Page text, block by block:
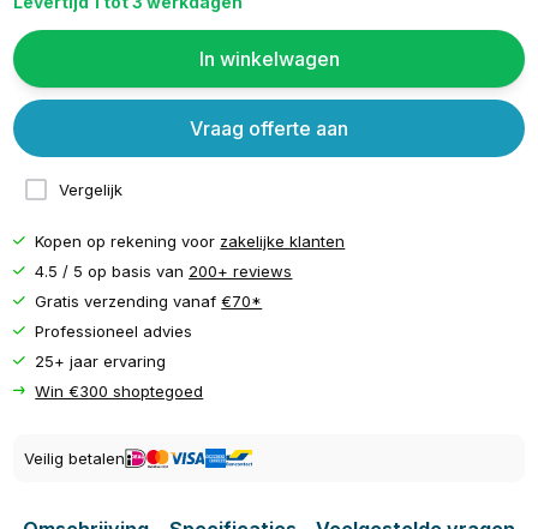
In winkelwagen
Vergelijk
Vraag offerte aan
Kopen op rekening voor zakelijke klanten
4.5 / 5 op basis van 200+ reviews
Gratis verzending vanaf€70*
Professioneel advies
25+ jaar ervaring
Win €300 shoptegoed
Veilig betalen